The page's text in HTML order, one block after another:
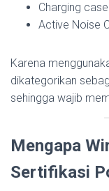
Charging case
Active Noise
Karena
dikategorikan
sehingga wajib
Mengapa
Sertifikasi